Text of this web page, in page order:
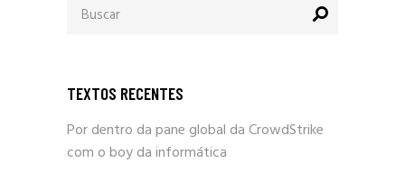
por:
TEXTOS RECENTES
Por dentro da pane global da CrowdStrike
com o boy da informática